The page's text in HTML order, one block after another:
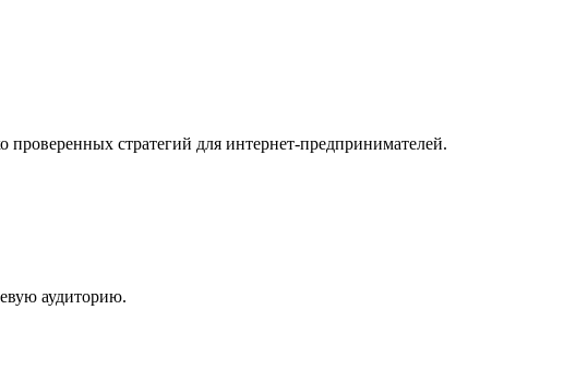
стратегий для интернет-предпринимателей.
аудиторию.